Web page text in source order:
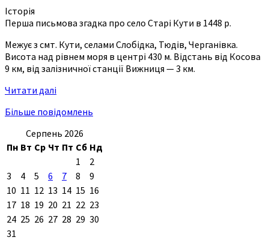
Історія
Перша письмова згадка про село Старі Кути в 1448 р.
Межує з смт. Кути, селами Слобідка, Тюдів, Черганівка.
Висота над рівнем моря в центрі 430 м. Відстань від Косова
9 км, від залізничної станції Вижниця — 3 км.
Читати далі
Більше повідомлень
Серпень 2026
Пн Вт Ср Чт Пт Сб Нд
1
2
3
4 5 6 7 8
9
10 11 12 13 14 15 16
17 18 19 20 21 22 23
24 25 26 27 28 29 30
31